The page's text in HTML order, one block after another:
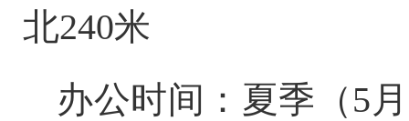
北240米
办公时间： 夏季（5